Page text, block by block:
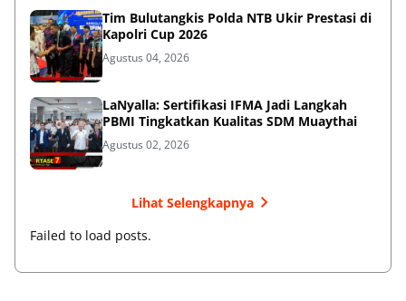
Tim Bulutangkis Polda NTB Ukir Prestasi di
Kapolri Cup 2026
Agustus 04, 2026
LaNyalla: Sertifikasi IFMA Jadi Langkah
PBMI Tingkatkan Kualitas SDM Muaythai
Agustus 02, 2026
Lihat Selengkapnya
Failed to load posts.